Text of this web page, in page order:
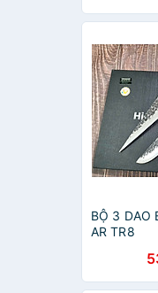
BỘ 3 DAO
AR TR8